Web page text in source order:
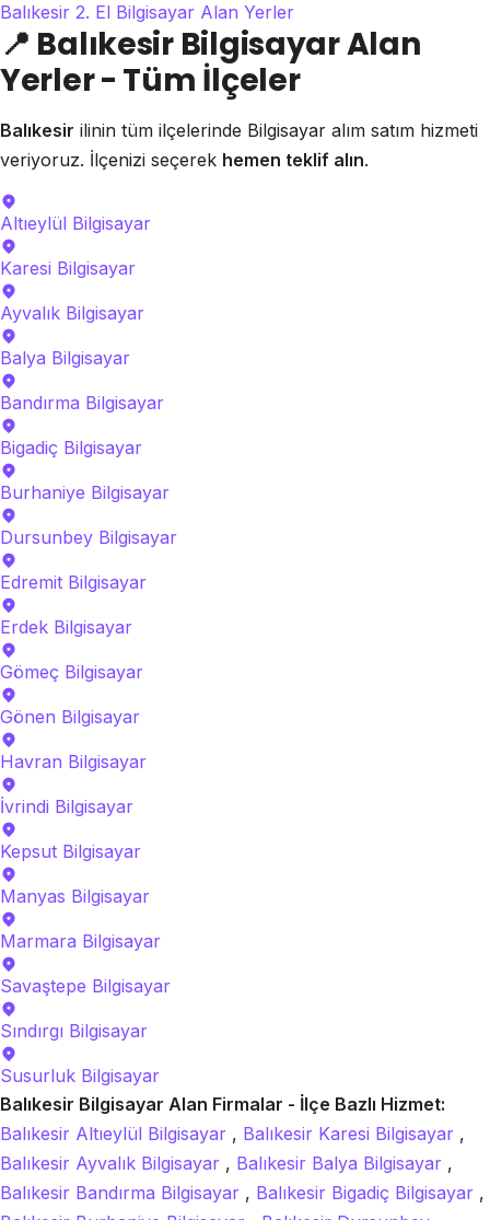
Balıkesir 2. El Bilgisayar Alan Yerler
📍 Balıkesir Bilgisayar Alan
Yerler - Tüm İlçeler
Balıkesir ilinin tüm ilçelerinde Bilgisayar alım satım hizmeti
veriyoruz. İlçenizi seçerek hemen teklif alın.
Altıeylül Bilgisayar
Karesi Bilgisayar
Ayvalık Bilgisayar
Balya Bilgisayar
Bandırma Bilgisayar
Bigadiç Bilgisayar
Burhaniye Bilgisayar
Dursunbey Bilgisayar
Edremit Bilgisayar
Erdek Bilgisayar
Gömeç Bilgisayar
Gönen Bilgisayar
Havran Bilgisayar
İvrindi Bilgisayar
Kepsut Bilgisayar
Manyas Bilgisayar
Marmara Bilgisayar
Savaştepe Bilgisayar
Sındırgı Bilgisayar
Susurluk Bilgisayar
Balıkesir Bilgisayar Alan Firmalar - İlçe Bazlı Hizmet:
Balıkesir Altıeylül Bilgisayar , Balıkesir Karesi Bilgisayar ,
Balıkesir Ayvalık Bilgisayar , Balıkesir Balya Bilgisayar ,
Balıkesir Bandırma Bilgisayar , Balıkesir Bigadiç Bilgisayar ,